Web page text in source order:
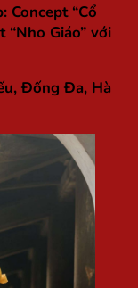
Concept “Cổ
“Nho Giáo” với
Đống Đa, Hà